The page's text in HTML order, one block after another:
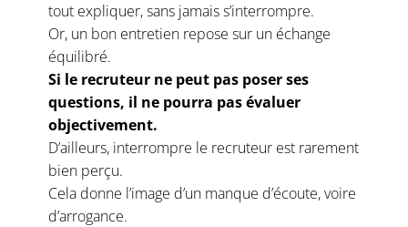
tout expliquer, sans jamais s’interrompre.
Or, un bon entretien repose sur un échange
équilibré.
Si le recruteur ne peut pas poser ses
questions, il ne pourra pas évaluer
objectivement.
D’ailleurs, interrompre le recruteur est rarement
bien perçu.
Cela donne l’image d’un manque d’écoute, voire
d’arrogance.